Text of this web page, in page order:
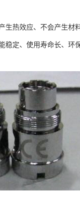
热效应、不会产生材
定、使用寿命长、环